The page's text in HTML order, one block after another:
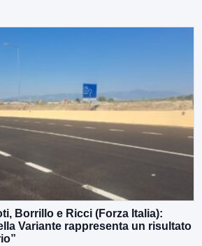
Borrillo e Ricci (Forza Italia):
Variante rappresenta un risultato